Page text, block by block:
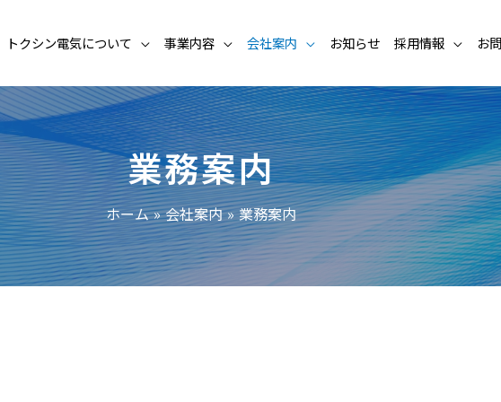
トクシン電気について 事業内容 会社案内 お知らせ 採用情報 お
業務案内
ホーム 会社案内 業務案内